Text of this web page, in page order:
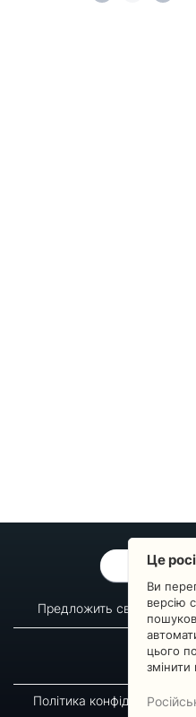
Предложить свой вопрос
О сервисе
Новости
Політика конфіденційності
Це
Ви
версію
цього
змінити